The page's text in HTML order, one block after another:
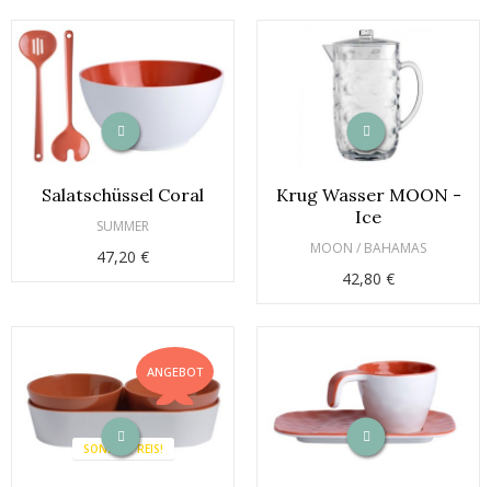
Salatschüssel Coral
SUMMER
47,20 €
Krug Wasser MOON -
Ice
MOON / BAHAMAS
42,80 €
SONDERPREIS!
ANGEBOT